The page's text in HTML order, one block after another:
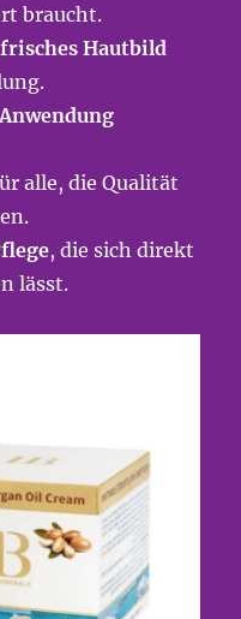
braucht.
Hautbild
alle, die Qualität
, die sich direkt
lässt.